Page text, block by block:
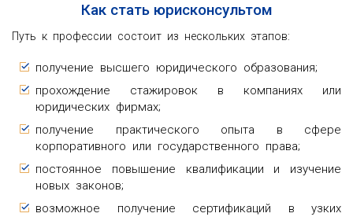
Как стать юрисконсультом
Путь к профессии состоит из нескольких этапов:
получение высшего юридического образования;
прохождение стажировок в компаниях или
юридических фирмах;
получение практического опыта в сфере
корпоративного или государственного права;
постоянное повышение квалификации и изучение
новых законов;
возможное получение сертификаций в узких